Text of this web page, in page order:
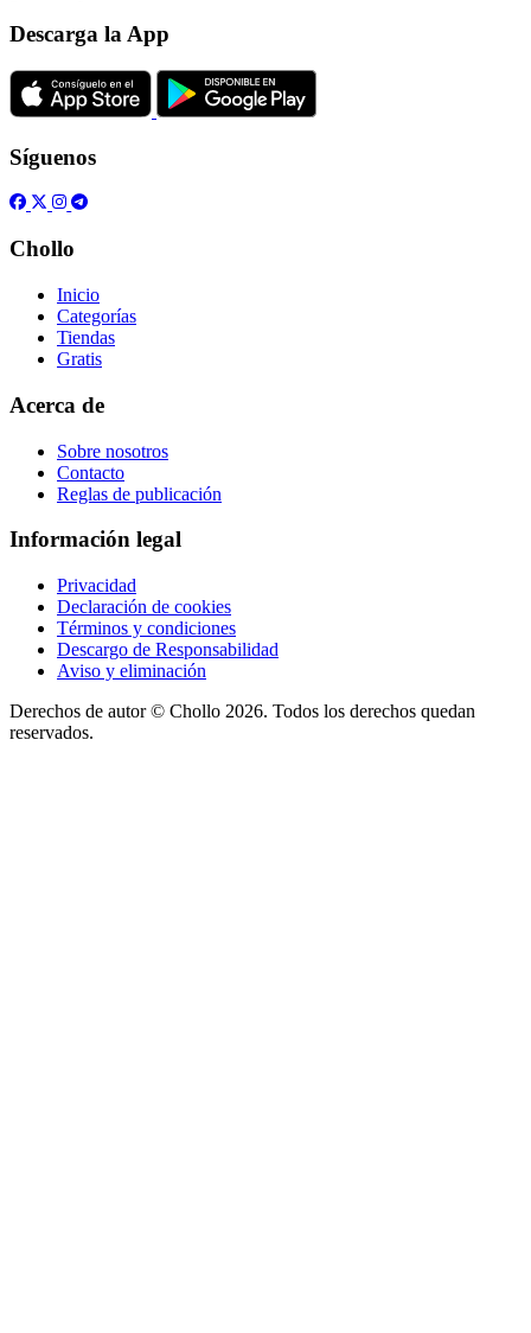
Descarga la App
Síguenos
Chollo
Inicio
Categorías
Tiendas
Gratis
Acerca de
Sobre nosotros
Contacto
Reglas de publicación
Información legal
Privacidad
Declaración de cookies
Términos y condiciones
Descargo de Responsabilidad
Aviso y eliminación
Derechos de autor © Chollo 2026. Todos los derechos quedan
reservados.